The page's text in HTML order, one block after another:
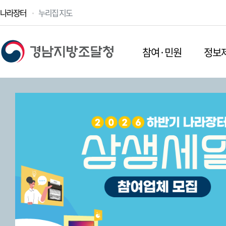
나라장터 누리집 지도
참여·민원 정보